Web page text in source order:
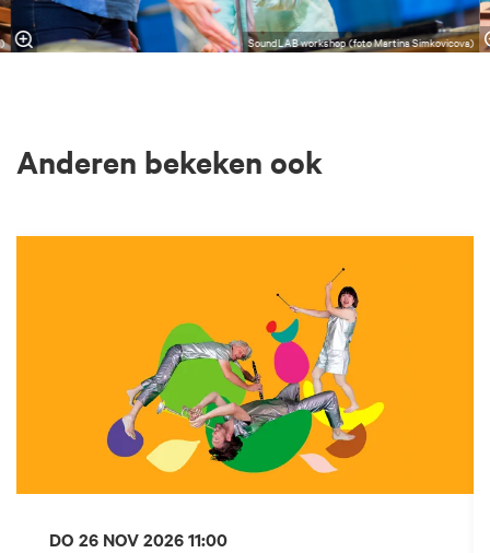
SoundLAB workshop (foto Martina Simkovicova)
Anderen bekeken ook
DO 26 NOV 202611:00